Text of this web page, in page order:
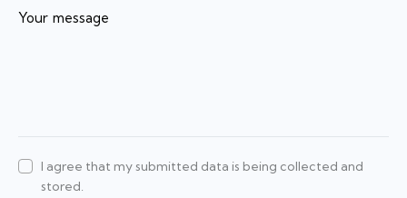
I agree that my submitted data is being collected and
stored.